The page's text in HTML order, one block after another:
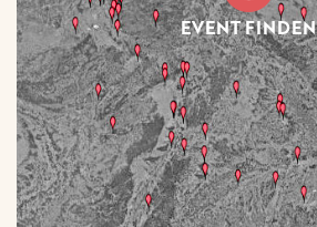
EVENT FINDEN